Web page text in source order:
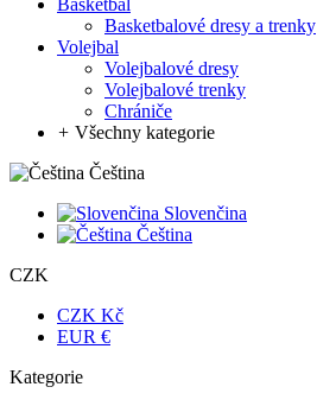
Basketbal
Basketbalové dresy a trenky
Volejbal
Volejbalové dresy
Volejbalové trenky
Chrániče
+ Všechny kategorie
Čeština
Slovenčina
Čeština
CZK
CZK Kč
EUR €
Kategorie